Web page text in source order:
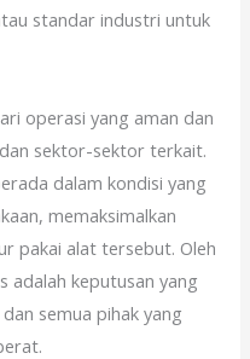
standar industri untuk
operasi yang aman dan
sektor-sektor terkait.
dalam kondisi yang
memaksimalkan
pakai alat tersebut. Oleh
adalah keputusan yang
semua pihak yang